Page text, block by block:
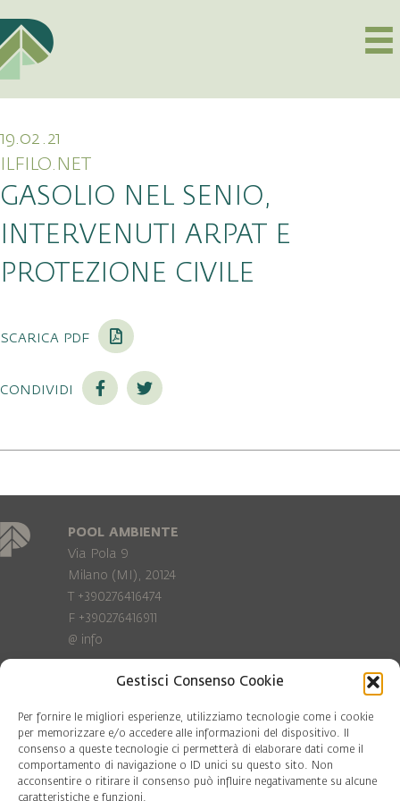
Gestisci Consenso Cookie
Per fornire le migliori esperienze, utilizziamo tecnologie come i cookie
per memorizzare e/o accedere alle informazioni del dispositivo. Il
consenso a queste tecnologie ci permetterà di elaborare dati come il
comportamento di navigazione o ID unici su questo sito. Non
acconsentire o ritirare il consenso può influire negativamente su alcune
caratteristiche e funzioni.
19.02.21
ILFILO.NET
GASOLIO NEL SENIO,
INTERVENUTI ARPAT E
PROTEZIONE CIVILE
scarica pdf
condividi
POOL AMBIENTE
Via Pola 9
Milano (MI), 20124
T +390276416474
F +390276416911
@ info
Privacy Policy
Cookie policy
COD. FISC. 97081560159
P.IVA 06375640965
© Pool Ambiente 2026